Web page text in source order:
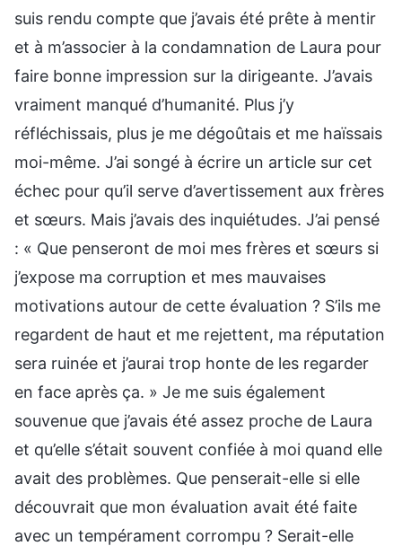
suis rendu compte que j’avais été prête à mentir
et à m’associer à la condamnation de Laura pour
faire bonne impression sur la dirigeante. J’avais
vraiment manqué d’humanité. Plus j’y
réfléchissais, plus je me dégoûtais et me haïssais
moi-même. J’ai songé à écrire un article sur cet
échec pour qu’il serve d’avertissement aux frères
et sœurs. Mais j’avais des inquiétudes. J’ai pensé
: « Que penseront de moi mes frères et sœurs si
j’expose ma corruption et mes mauvaises
motivations autour de cette évaluation ? S’ils me
regardent de haut et me rejettent, ma réputation
sera ruinée et j’aurai trop honte de les regarder
en face après ça. » Je me suis également
souvenue que j’avais été assez proche de Laura
et qu’elle s’était souvent confiée à moi quand elle
avait des problèmes. Que penserait-elle si elle
découvrait que mon évaluation avait été faite
avec un tempérament corrompu ? Serait-elle